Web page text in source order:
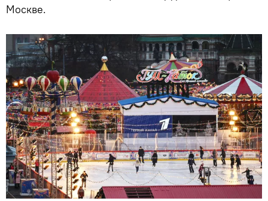
Москве.